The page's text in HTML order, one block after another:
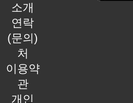
소개
연락
(문의)
처
이용약
관
개인